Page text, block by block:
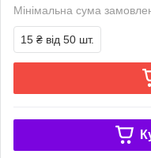
Мінімальна сума
15 ₴ від 50 шт.